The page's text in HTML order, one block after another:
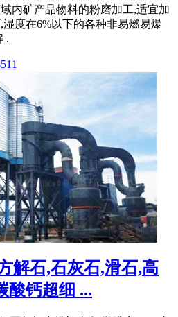
内矿产品物料的粉磨加工,适宜加
度在6%以下的各种非易燃易爆
.
解石,石灰石,滑石,高
酸钙超细 ...